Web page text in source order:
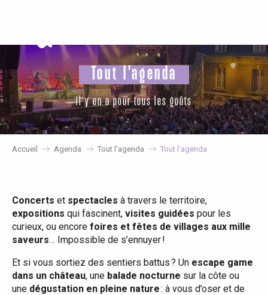
principal
Tout l'agenda
il y en a pour tous les goûts
Accueil Agenda Tout l’agenda Tout l’agenda
Concerts et spectacles à travers le territoire,
expositions qui fascinent, visites guidées pour les
curieux, ou encore foires et fêtes de villages aux mille
saveurs… Impossible de s’ennuyer !
Et si vous sortiez des sentiers battus ? Un escape game
dans un château, une balade nocturne sur la côte ou
une dégustation en pleine nature: à vous d’oser et de